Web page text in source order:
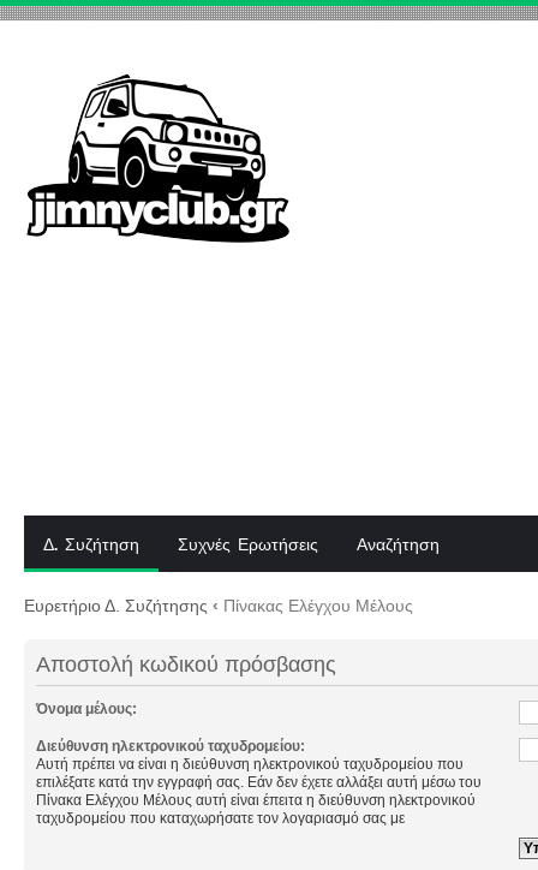
Δ. Συζήτηση Συχνές Ερωτήσεις Αναζήτηση
Ευρετήριο Δ. Συζήτησης ‹ Πίνακας Ελέγχου Μέλους
Αποστολή κωδικού πρόσβασης
Όνομα μέλους:
Διεύθυνση ηλεκτρονικού ταχυδρομείου:
Αυτή πρέπει να είναι η διεύθυνση ηλεκτρονικού ταχυδρομείου που
επιλέξατε κατά την εγγραφή σας. Εάν δεν έχετε αλλάξει αυτή μέσω του
Πίνακα Ελέγχου Μέλους αυτή είναι έπειτα η διεύθυνση ηλεκτρονικού
ταχυδρομείου που καταχωρήσατε τον λογαριασμό σας με